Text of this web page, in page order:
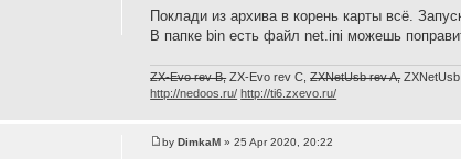
Поклади из архива в корень карты всё.
В папке bin есть файл net.ini можешь
ZX-Evo rev B,ZX-Evo rev C,ZXNetUsb rev A,
http://nedoos.ru/ http://ti6.zxevo.ru/
byDimkaM » 25 Apr 2020, 20:22